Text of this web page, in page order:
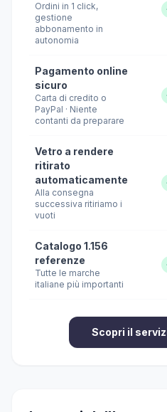
Ordini in 1 click,
gestione
abbonamento in
autonomia
Pagamento online
sicuro
Carta di credito o
PayPal · Niente
contanti da preparare
Vetro a rendere
ritirato
automaticamente
Alla consegna
successiva ritiriamo i
vuoti
Catalogo 1.156
referenze
Tutte le marche
italiane più importanti
Scopri il